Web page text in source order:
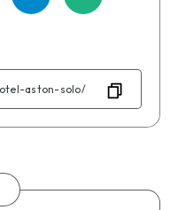
TelegramWhatsApp